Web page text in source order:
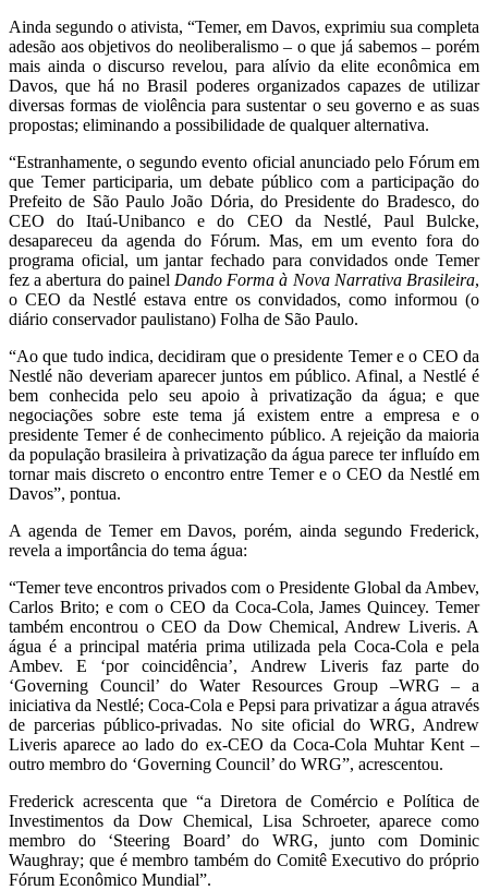
Ainda segundo o ativista, “Temer, em Davos, exprimiu sua completa
adesão aos objetivos do neoliberalismo – o que já sabemos – porém
mais ainda o discurso revelou, para alívio da elite econômica em
Davos, que há no Brasil poderes organizados capazes de utilizar
diversas formas de violência para sustentar o seu governo e as suas
propostas; eliminando a possibilidade de qualquer alternativa.
“Estranhamente, o segundo evento oficial anunciado pelo Fórum em
que Temer participaria, um debate público com a participação do
Prefeito de São Paulo João Dória, do Presidente do Bradesco, do
CEO do Itaú-Unibanco e do CEO da Nestlé, Paul Bulcke,
desapareceu da agenda do Fórum. Mas, em um evento fora do
programa oficial, um jantar fechado para convidados onde Temer
fez a abertura do painel Dando Forma à Nova Narrativa Brasileira,
o CEO da Nestlé estava entre os convidados, como informou (o
diário conservador paulistano) Folha de São Paulo.
“Ao que tudo indica, decidiram que o presidente Temer e o CEO da
Nestlé não deveriam aparecer juntos em público. Afinal, a Nestlé é
bem conhecida pelo seu apoio à privatização da água; e que
negociações sobre este tema já existem entre a empresa e o
presidente Temer é de conhecimento público. A rejeição da maioria
da população brasileira à privatização da água parece ter influído em
tornar mais discreto o encontro entre Temer e o CEO da Nestlé em
Davos”, pontua.
A agenda de Temer em Davos, porém, ainda segundo Frederick,
revela a importância do tema água:
“Temer teve encontros privados com o Presidente Global da Ambev,
Carlos Brito; e com o CEO da Coca-Cola, James Quincey. Temer
também encontrou o CEO da Dow Chemical, Andrew Liveris. A
água é a principal matéria prima utilizada pela Coca-Cola e pela
Ambev. E ‘por coincidência’, Andrew Liveris faz parte do
‘Governing Council’ do Water Resources Group –WRG – a
iniciativa da Nestlé; Coca-Cola e Pepsi para privatizar a água através
de parcerias público-privadas. No site oficial do WRG, Andrew
Liveris aparece ao lado do ex-CEO da Coca-Cola Muhtar Kent –
outro membro do ‘Governing Council’ do WRG”, acrescentou.
Frederick acrescenta que “a Diretora de Comércio e Política de
Investimentos da Dow Chemical, Lisa Schroeter, aparece como
membro do ‘Steering Board’ do WRG, junto com Dominic
Waughray; que é membro também do Comitê Executivo do próprio
Fórum Econômico Mundial”.